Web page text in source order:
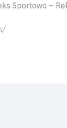
Sportowo –